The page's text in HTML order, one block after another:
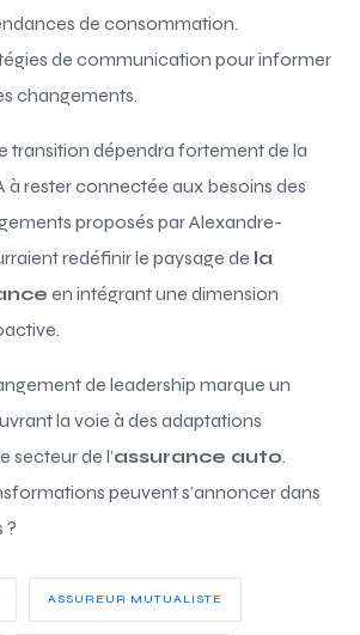
de consommation.
de communication pour informer
changements.
transition dépendra fortement de la
à rester connectée aux besoins des
proposés par Alexandre-
redéfinir le paysage de la
en intégrant une dimension
de leadership marque un
la voie à des adaptations
secteur de l’assurance auto.
peuvent s’annoncer dans
?
ASSUREUR MUTUALISTE